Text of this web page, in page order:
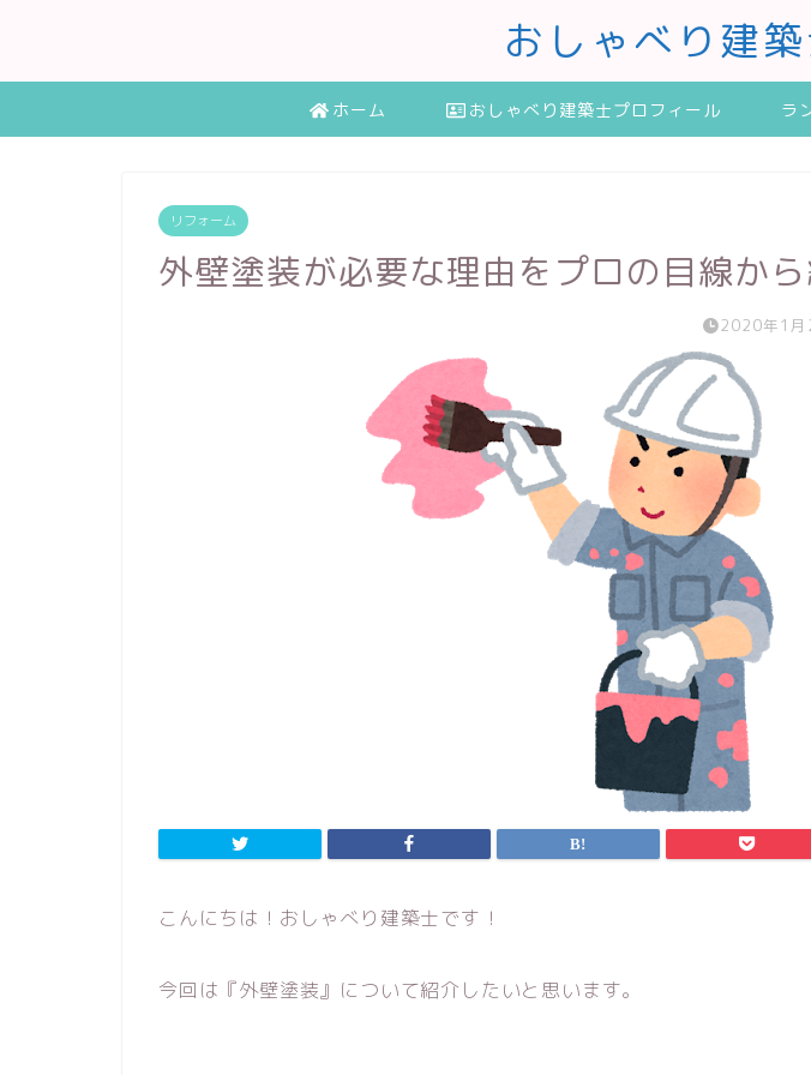
おしゃべり建
ホーム おしゃべり建築士プロフィール ラ
リフォーム
外壁塗装が必要な理由をプロの目線か
2020年1月
こんにちは！おしゃべり建築士です！
今回は『外壁塗装』について紹介したいと思います。